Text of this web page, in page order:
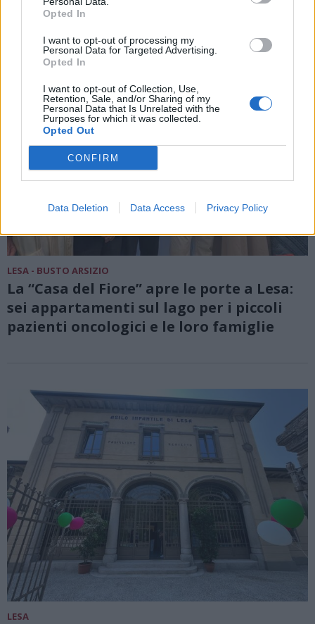
Opted In
I want to opt-out of processing my
Personal Data for Targeted Advertising.
Opted In
I want to opt-out of Collection, Use,
Retention, Sale, and/or Sharing of my
Personal Data that Is Unrelated with the
Purposes for which it was collected.
Opted Out
CONFIRM
Data Deletion Data Access Privacy Policy
LESA - BUSTO ARSIZIO
La “Casa del Fiore” apre le porte a Lesa:
sei appartamenti sul lago per i piccoli
pazienti oncologici e le loro famiglie
LESA